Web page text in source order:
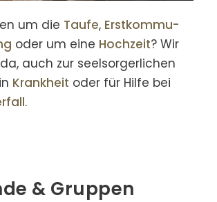
um die Taufe, Erst­kommu­
oder um eine Hochzeit? Wir
auch zur seel­sorger­lichen
Krankheit oder für Hilfe bei
.
& Gruppen